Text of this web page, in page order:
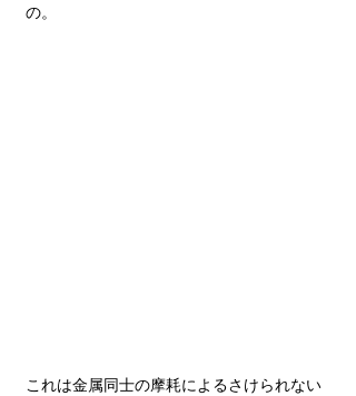
の。
これは金属同士の摩耗によるさけられない